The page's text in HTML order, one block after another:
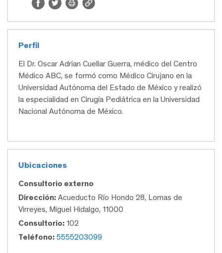
Perfil
El Dr. Oscar Adrian Cuellar Guerra, médico del Centro
Médico ABC, se formó como Médico Cirujano en la
Universidad Autónoma del Estado de México y realizó
la especialidad en Cirugía Pediátrica en la Universidad
Nacional Autónoma de México.
Ubicaciones
Consultorio externo
Dirección: Acueducto Río Hondo 28, Lomas de
Virreyes, Miguel Hidalgo, 11000
Consultorio: 102
Teléfono: 5555203099